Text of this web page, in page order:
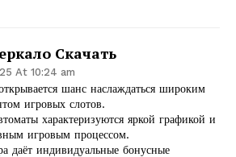
Скачать
At 10:24 am
шанс наслаждаться широким
игровых слотов.
характеризуются яркой графикой и
игровым процессом.
даёт индивидуальные бонусные